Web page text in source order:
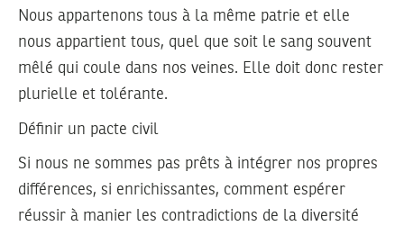
Nous appartenons tous à la même patrie et elle
nous appartient tous, quel que soit le sang souvent
mêlé qui coule dans nos veines. Elle doit donc rester
plurielle et tolérante.
Définir un pacte civil
Si nous ne sommes pas prêts à intégrer nos propres
différences, si enrichissantes, comment espérer
réussir à manier les contradictions de la diversité